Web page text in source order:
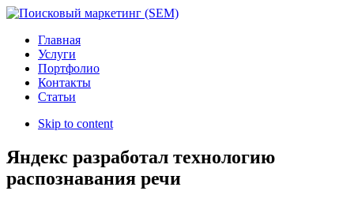
Главная
Услуги
Портфолио
Контакты
Статьи
Skip to content
Яндекс разработал технологию
распознавания речи